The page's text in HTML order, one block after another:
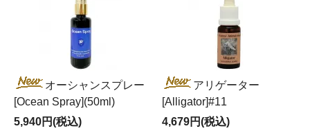
オーシャンスプレー
[Ocean Spray](50ml)
5,940円(税込)
アリゲーター
[Alligator]#11
4,679円(税込)